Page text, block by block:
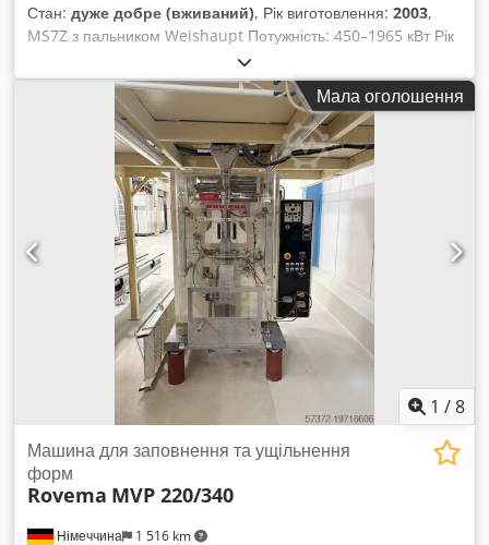
Стан: дуже добре (вживаний), Рік виготовлення: 2003,
MS7Z з пальником Weishaupt Потужність: 450–1965 кВт Рік
випуску: 2003 Ми розмовляємо російською! Огляд
можливий тільки за попередньою телефонною
домовленістю! Перевага віддається продажу дилерам,
підприємствам або на експорт. Вся інформація вказана без
гарантії, можливі помилки та попередній продаж.
Продавець не несе відповідальності за друкарські помилки
або помилки при передачі даних. З радістю викупимо ваш
використаний котел або пальник! Звісно, ми беремо на
себе всі формальності. Завантаження можливе. Djdovgmg
Sspfx Afwjck
Мала оголошення
1 /8
Німеччина 1 516 km
Машина для заповнення та ущільнення
форм
Rovema MVP 220/340